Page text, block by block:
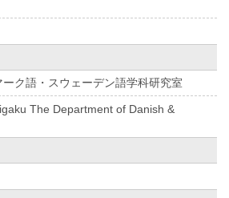
ク語・スウェーデン語学科研究室
The Department of Danish &